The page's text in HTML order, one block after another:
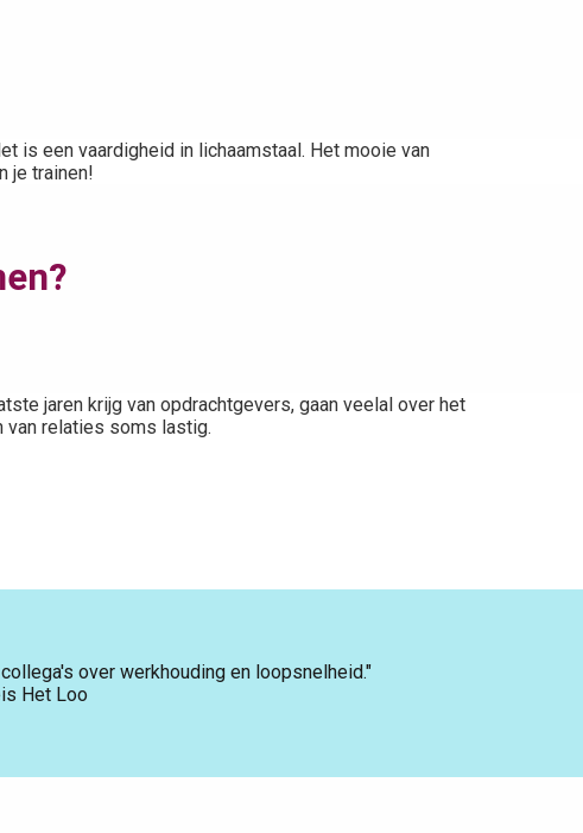
is een vaardigheid in lichaamstaal. Het mooie van
je trainen!
jaren krijg van opdrachtgevers, gaan veelal over het
van relaties soms lastig.
over werkhouding en loopsnelheid."
Het Loo